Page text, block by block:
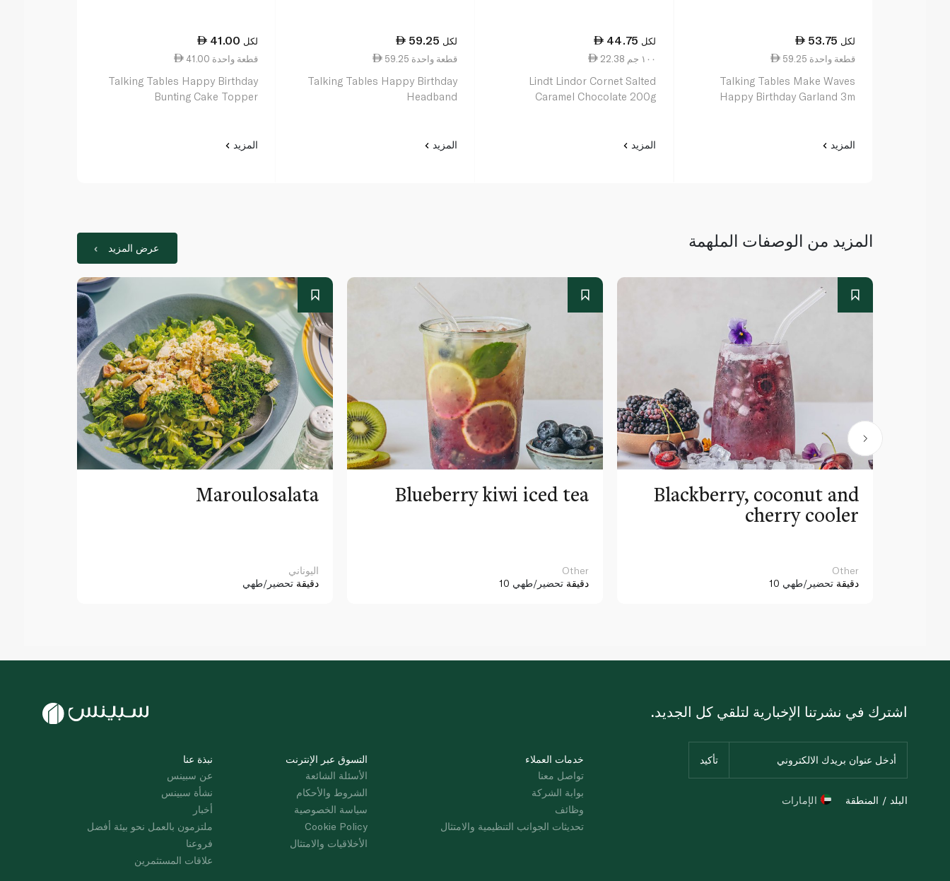
53.75 لكل
59.25 قطعة واحدة
Talking Tables Make Waves
Happy Birthday Garland 3m
المزيد
44.75 لكل
22.38 ١٠٠ جم
Lindt Lindor Cornet Salted
Caramel Chocolate 200g
المزيد
59.25 لكل
59.25 قطعة واحدة
Talking Tables Happy Birthday
Headband
المزيد
41.00 لكل
41.00 قطعة واحدة
Talking Tables Happy Birthday
Bunting Cake Topper
المزيد
المزيد من الوصفات الملهمة عرض المزيد
Maroulosalata
اليوناني
دقيقة تحضير/طهي
Blueberry kiwi iced tea
Other
10 دقيقة تحضير/طهي
Blackberry, coconut and
cherry cooler
Other
10 دقيقة تحضير/طهي
نبذة عنا
عن سبينس
نشأة سبينس
أخبار
ملتزمون بالعمل نحو بيئة أفضل
فروعنا
علاقات المستثمرين
التسوق عبر الإنترنت
الأسئلة الشائعة
الشروط والأحكام
سياسة الخصوصية
Cookie Policy
الأخلاقيات والامتثال
خدمات العملاء
تواصل معنا
بوابة الشركة
وظائف
تحديثات الجوانب التنظيمية والامتثال
اشترك في نشرتنا الإخبارية لتلقي كل الجديد.
البلد / المنطقة الإمارات